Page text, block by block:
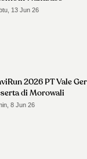
13 Jun 26
2026 PT Vale
di Morowali
8 Jun 26